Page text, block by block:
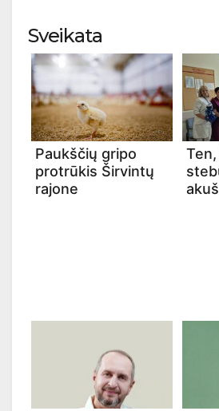
Sveikata
Paukščių gripo
protrūkis Širvintų
rajone